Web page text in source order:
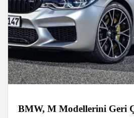
BMW, M Modellerini Geri